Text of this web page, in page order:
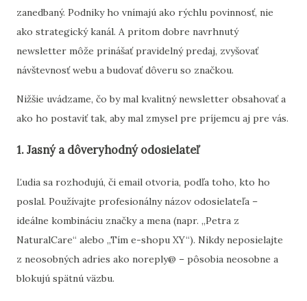
zanedbaný. Podnikyho vnímajú ako rýchlu povinnosť, nie
ako strategickýkanál. A pritom dobre navrhnutý
newsletter môže prinášať pravidelný predaj, zvyšovať
návštevnosťwebu abudovaťdôveru so značkou.
Nižšie uvádzame, čobymal kvalitnýnewsletter obsahovaťa
ako ho postaviťtak, abymal zmysel pre príjemcu aj pre vás.
1. Jasný a dôveryhodný odosielateľ
Ľudia sa rozhodujú, či email otvoria, podľa toho, kto ho
poslal. Používajte profesionálnynázov odosielateľa –
ideálne kombináciu značkya mena (napr. „Petra z
NaturalCare“ alebo „Tím e-shopu XY“). Nikdyneposielajte
z neosobných adries ako noreply@ – pôsobia neosobne a
blokujú spätnú väzbu.